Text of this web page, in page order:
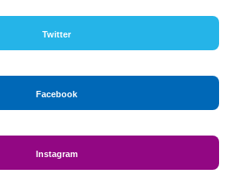
Twitter
Facebook
Instagram